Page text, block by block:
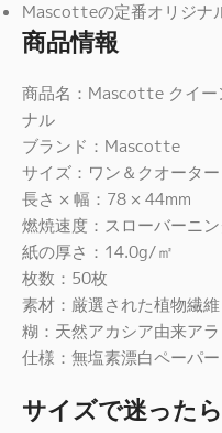
Mascotteの定番オリジナ
商品情報
商品名：Mascotte クイ
ナル
ブランド：Mascotte
サイズ：ワン＆クオータ
長さ × 幅：78 × 44mm
燃焼速度：スローバーニ
紙の厚さ：14.0g/㎡
枚数：50枚
素材：厳選された植物繊維
糊：天然アカシア由来ア
仕様：無塩素漂白ペーパ
サイズで迷った